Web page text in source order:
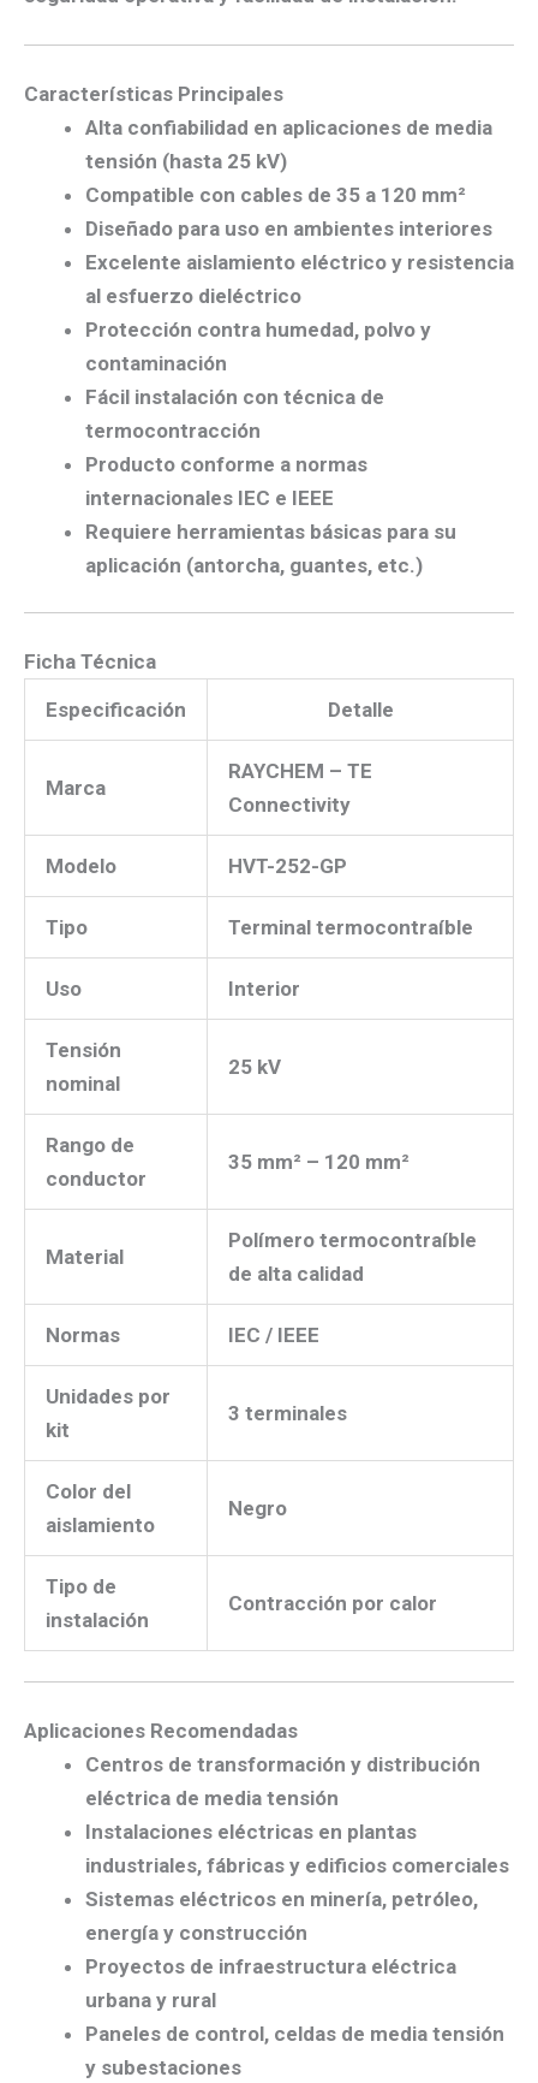
Características Principales
Alta confiabilidad en aplicaciones de media
tensión (hasta 25 kV)
Compatible con cables de 35 a 120 mm²
Diseñado para uso en ambientes interiores
Excelente aislamiento eléctrico y resistencia
al esfuerzo dieléctrico
Protección contra humedad, polvo y
contaminación
Fácil instalación con técnica de
termocontracción
Producto conforme a normas
internacionales IEC e IEEE
Requiere herramientas básicas para su
aplicación (antorcha, guantes, etc.)
Ficha Técnica
Especificación
Detalle
Marca
RAYCHEM – TE
Connectivity
Modelo HVT-252-GP
Tipo Terminal termocontraíble
Uso Interior
Tensión
nominal
25 kV
Rango de
conductor
35 mm² – 120 mm²
Material
Polímero termocontraíble
de alta calidad
Normas IEC / IEEE
Unidades por
kit
3 terminales
Color del
aislamiento
Negro
Tipo de
instalación
Contracción por calor
Aplicaciones Recomendadas
Centros de transformación y distribución
eléctrica de media tensión
Instalaciones eléctricas en plantas
industriales, fábricas y edificios comerciales
Sistemas eléctricos en minería, petróleo,
energía y construcción
Proyectos de infraestructura eléctrica
urbana y rural
Paneles de control, celdas de media tensión
y subestaciones